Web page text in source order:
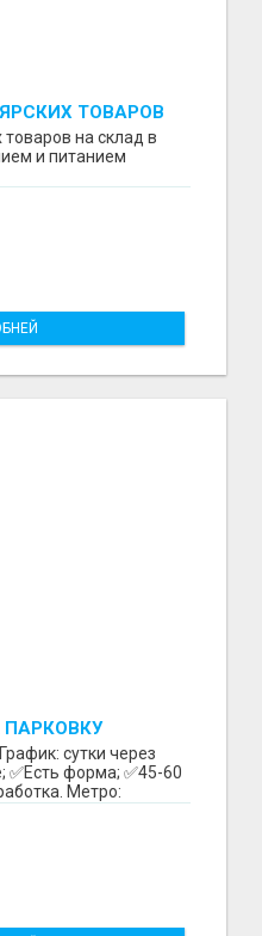
ТОВАРОВ
на склад в
и питанием
сутки через
✅Есть форма; ✅45-60
Метро: